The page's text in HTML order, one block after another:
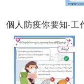
個人防疫你要知-工